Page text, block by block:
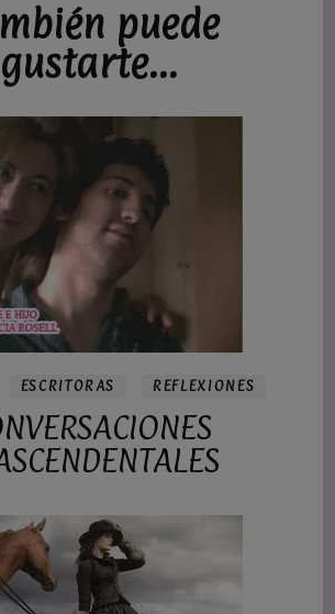
puede
gustarte...
ESCRITORAS REFLEXIONES